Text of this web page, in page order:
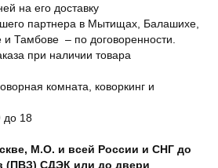
на его доставку
партнера в Мытищах, Балашихе,
и Тамбове – по договоренности.
при наличии товара
комната, коворкинг и
до 18
М.О. и всей России и СНГ до
(ПВЗ) СДЭК или до двери